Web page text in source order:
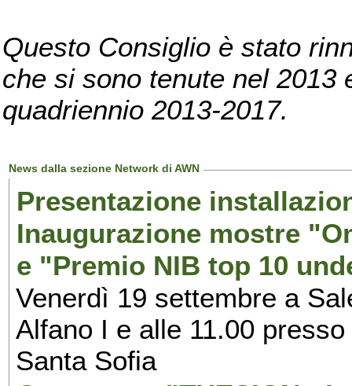
Questo Consiglio è stato
che si sono tenute nel 2013
quadriennio 2013-2017.
News dalla sezione Network di AWN
Presentazione
Inaugurazione mostre
e "Premio NIB top 10
Venerdì 19 settembre a
Alfano I e alle 11.00
Santa Sofia